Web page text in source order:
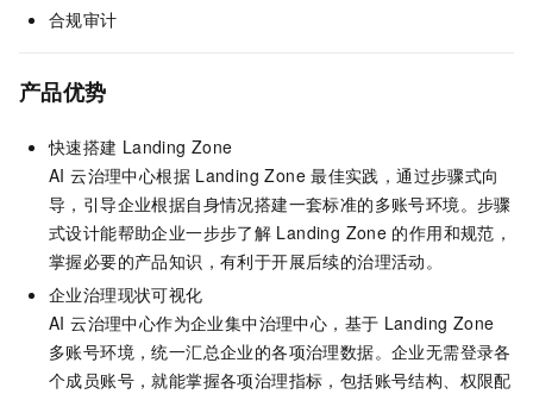
合规审计
产品优势
快速搭建 Landing Zone
AI 云治理中心根据 Landing Zone 最佳实践，通过步骤式向
导，引导企业根据自身情况搭建一套标准的多账号环境。步骤
式设计能帮助企业一步步了解 Landing Zone 的作用和规范，
掌握必要的产品知识，有利于开展后续的治理活动。
企业治理现状可视化
AI 云治理中心作为企业集中治理中心，基于 Landing Zone
多账号环境，统一汇总企业的各项治理数据。企业无需登录各
个成员账号，就能掌握各项治理指标，包括账号结构、权限配